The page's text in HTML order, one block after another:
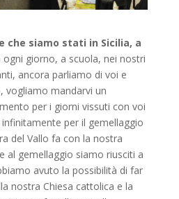
che siamo stati in Sicilia, a
ogni giorno, a scuola, nei nostri
ancora parliamo di voi e
vogliamo mandarvi un
per i giorni vissuti con voi
per il gemellaggio
del Vallo fa con la nostra
al gemellaggio siamo riusciti a
avuto la possibilità di far
nostra Chiesa cattolica e la